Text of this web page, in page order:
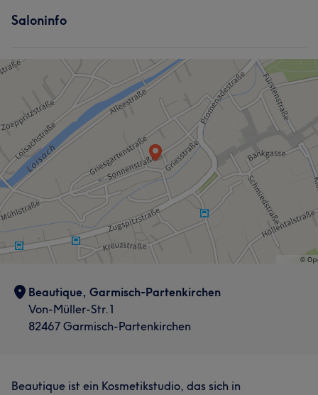
Saloninfo
Beautique, Garmisch-Partenkirchen
Von-Müller-Str.1
82467 Garmisch-Partenkirchen
Beautique ist ein Kosmetikstudio, das sich in